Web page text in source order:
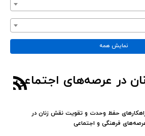
در عرصه‌های اجتماعی
حفظ وحدت و تقویت نقش زنان در
فرهنگی و اجتماعی
نمایش همه